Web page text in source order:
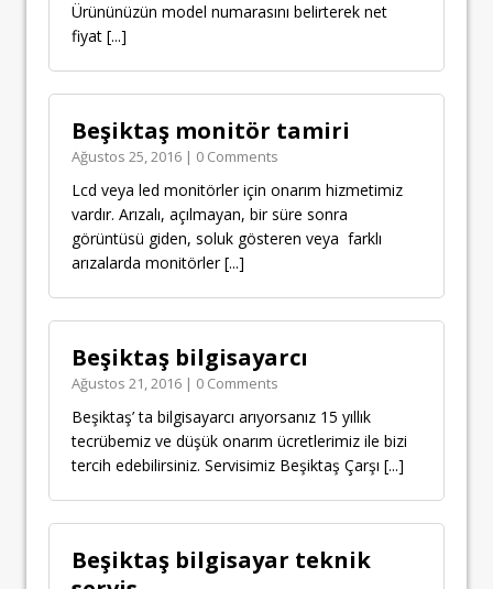
Ürününüzün model numarasını belirterek net
fiyat [...]
Beşiktaş monitör tamiri
Ağustos 25, 2016 | 0 Comments
Lcd veya led monitörler için onarım hizmetimiz
vardır. Arızalı, açılmayan, bir süre sonra
görüntüsü giden, soluk gösteren veya farklı
arızalarda monitörler[...]
Beşiktaş bilgisayarcı
Ağustos 21, 2016 | 0 Comments
Beşiktaş’ ta bilgisayarcı arıyorsanız 15 yıllık
tecrübemiz ve düşük onarım ücretlerimiz ile bizi
tercih edebilirsiniz. Servisimiz Beşiktaş Çarşı [...]
Beşiktaş bilgisayar teknik